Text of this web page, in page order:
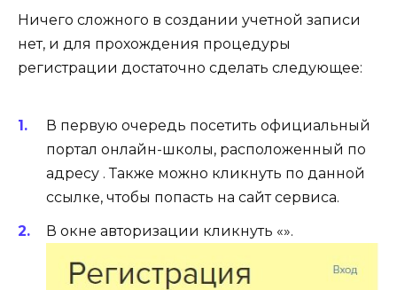
Ничего сложного в создании учетной записи
нет, и для прохождения процедуры
регистрации достаточно сделать следующее:
В первую очередь посетить официальный
портал онлайн-школы, расположенный по
адресу . Также можно кликнуть по данной
ссылке, чтобы попасть на сайт сервиса.
В окне авторизации кликнуть «».